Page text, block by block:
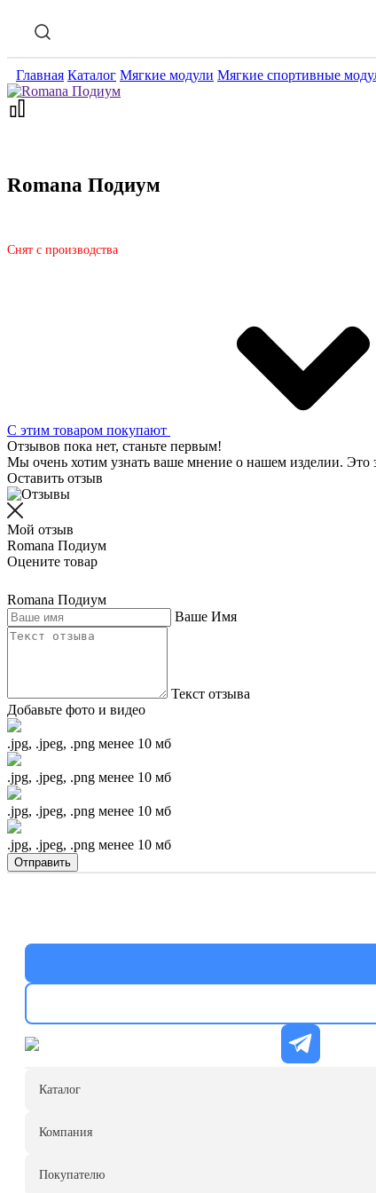
Главная Каталог Мягкие модули Мягкие спортивные
Romana Подиум
Снят с производства
С этим товаром покупают
Отзывов пока нет, станьте первым!
Мы очень хотим узнать ваше мнение о нашем изделии. Это
Оставить отзыв
Мой отзыв
Romana Подиум
Оцените товар
Romana Подиум
Ваше Имя
Текст отзыва
Добавьте фото и видео
.jpg, .jpeg, .png менее 10 мб
.jpg, .jpeg, .png менее 10 мб
.jpg, .jpeg, .png менее 10 мб
.jpg, .jpeg, .png менее 10 мб
Отправить
Каталог
Компания
Покупателю